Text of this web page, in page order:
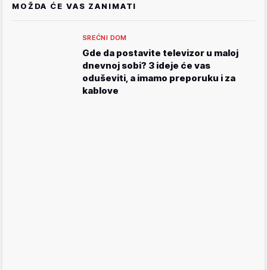
MOŽDA ĆE VAS ZANIMATI
SREĆNI DOM
Gde da postavite televizor u maloj
dnevnoj sobi? 3 ideje će vas
oduševiti, a imamo preporuku i za
kablove